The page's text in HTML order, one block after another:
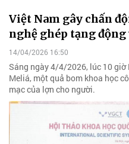
Việt Nam gây chấn
nghệ ghép tạng
14/04/2026 16:50
Sáng ngày 4/4/2026, lúc 10
Meliá, một quả bom khoa học
mạc của lợn cho người.